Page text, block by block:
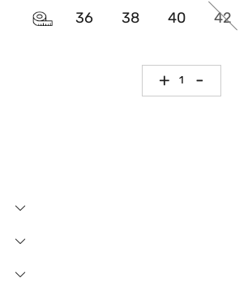
36 38 40 42
כמות